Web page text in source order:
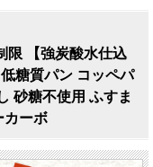
限 【強炭酸水仕込
糖質パン コッペパ
砂糖不使用 ふすま
カーボ